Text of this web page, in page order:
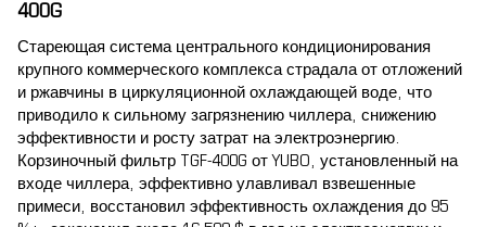
400G
Стареющая система центрального кондиционирования
крупного коммерческого комплекса страдала от отложений
и ржавчины в циркуляционной охлаждающей воде, что
приводило к сильному загрязнению чиллера, снижению
эффективности и росту затрат на электроэнергию.
Корзиночный фильтр TGF-400G от YUBO, установленный на
входе чиллера, эффективно улавливал взвешенные
примеси, восстановил эффективность охлаждения до 95